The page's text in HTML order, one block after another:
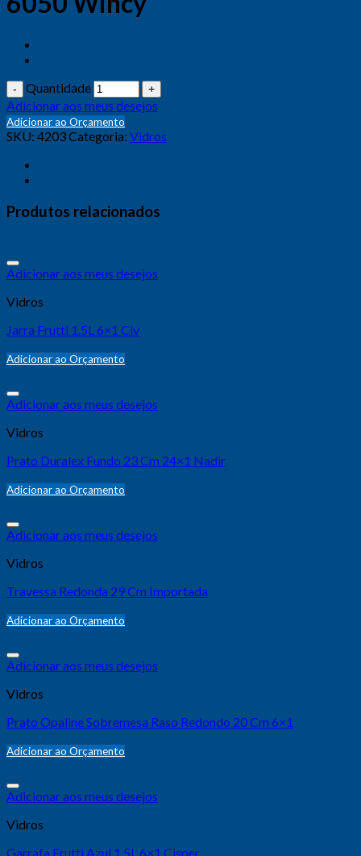
Quantidade
Adicionar aos meus desejos
Adicionar ao Orçamento
SKU: 4203Categoria: Vidros
Produtos relacionados
Adicionar aos meus desejos
Vidros
Jarra Frutti 1.5L 6×1 Civ
Adicionar ao Orçamento
Adicionar aos meus desejos
Vidros
Prato Duralex Fundo 23 Cm 24×1 Nadir
Adicionar ao Orçamento
Adicionar aos meus desejos
Vidros
Travessa Redonda 29 Cm Importada
Adicionar ao Orçamento
Adicionar aos meus desejos
Vidros
Prato Opaline Sobremesa Raso Redondo 20 Cm 6×1
Adicionar ao Orçamento
Adicionar aos meus desejos
Vidros
Garrafa Frutti Azul 1.5L 6×1 Cisper